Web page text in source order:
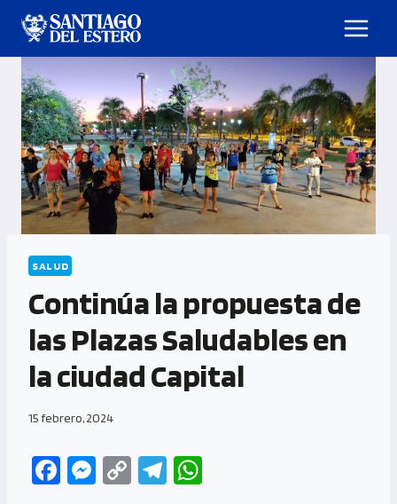
SALUD
Continúa la propuesta de
las Plazas Saludables en
la ciudad Capital
15 febrero, 2024
Fa M
C
Te